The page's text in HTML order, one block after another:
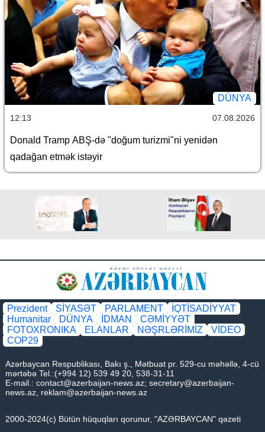
DÜNYA
12:13 07.08.2026
Donald Tramp ABŞ-də "doğum turizmi"ni yenidən
qadağan etmək istəyir
Prezident SİYASƏT PARLAMENT
İQTİSADİYYAT
Humanitar
DÜNYA İDMAN
CƏMİYYƏT
FOTOXRONIKA
ELANLAR NƏŞRLƏRİMİZ
VİDEO
COP29
Azərbaycan Respublikası, Bakı ş., Mətbuat pr. 529-cu məhəllə, 4-cü
mərtəbə Tel.:(+994 12) 539 49 20, 538-31-11
E-mail.: contact@azerbaijan-news.az; secretary@azerbaijan-
news.az reklam@azerbaijan-news.az
2000-2024(c) Bütün hüquqları qorunur, "AZƏRBAYCAN" qəzeti